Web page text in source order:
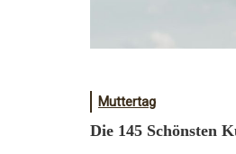
Muttertag
Die 145 Schönsten